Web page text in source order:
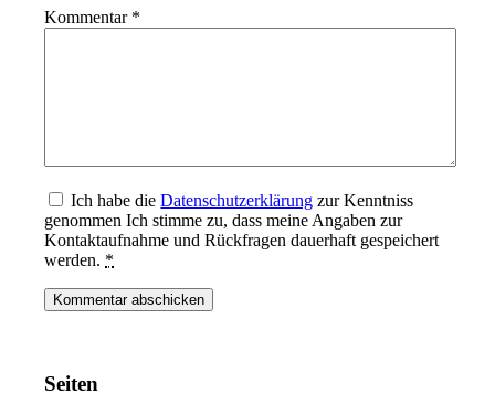
Kommentar *
Ich habe dieDatenschutzerklärung zur Kenntniss
genommen Ich stimme zu, dass meine Angaben zur
Kontaktaufnahme und Rückfragen dauerhaft gespeichert
werden. *
Seiten